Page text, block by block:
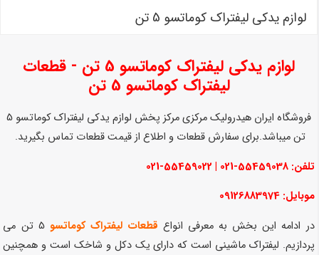
لوازم یدکی لیفتراک کوماتسو 5 تن
لوازم یدکی لیفتراک کوماتسو 5 تن - قطعات
لیفتراک کوماتسو 5 تن
فروشگاه ایران هیدرولیک مرکزی مرکز پخش لوازم یدکی لیفتراک کوماتسو 5
تن میباشد.برای سفارش قطعات و اطلاع از قیمت قطعات تماس بگیرید.
تلفن: 55459038-021 | 55459022-021
موبایل: 09126883974
در ادامه این بخش به معرفی انواع قطعات لیفتراک کوماتسو
5 تن می
پردازیم. لیفتراک ماشینی است که دارای یک دکل و شاخک است و همچنین